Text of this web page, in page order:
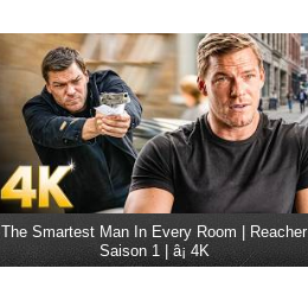
The Smartest Man In Every Room | Reacher
Saison 1 | â¡ 4K